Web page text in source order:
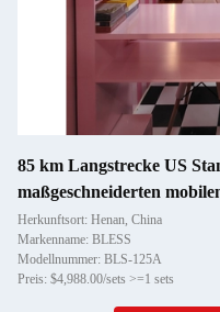
85 km Langstrecke US
maßgeschneiderten
Herkunftsort: Henan, China
Markenname: BLESS
Modellnummer: BLS-125A
Preis: $4,988.00/sets >=1 sets